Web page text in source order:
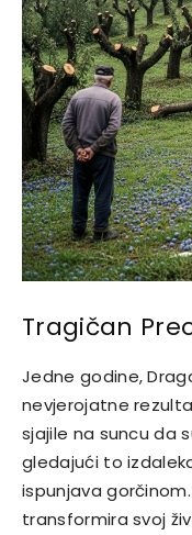
Tragičan
Jedne godine,
nevjerojatne
sjajile na suncu da
gledajući to
ispunjava
transformira svoj